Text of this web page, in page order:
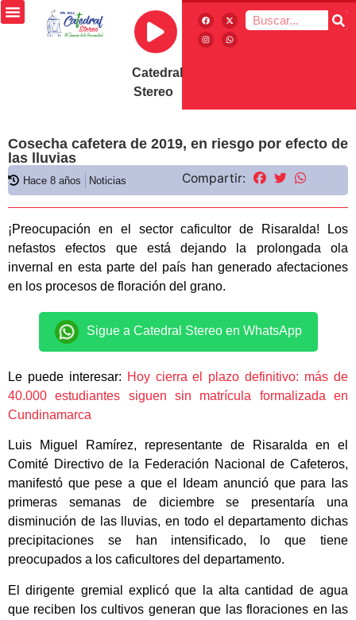
Catedral
Stereo
Cosecha cafetera de 2019, en riesgo por efecto de
las lluvias
Hace 8 años Noticias Compartir:
¡Preocupación en el sector caficultor de Risaralda! Los
nefastos efectos que está dejando la prolongada ola
invernal en esta parte del país han generado afectaciones
en los procesos de floración del grano.
Sigue a Catedral Stereo en WhatsApp
Le puede interesar: Hoy cierra el plazo definitivo: más de
40.000 estudiantes siguen sin matrícula formalizada en
Cundinamarca
Luis Miguel Ramírez, representante de Risaralda en el
Comité Directivo de la Federación Nacional de Cafeteros,
manifestó que pese a que el Ideam anunció que para las
primeras semanas de diciembre se presentaría una
disminución de las lluvias, en todo el departamento dichas
precipitaciones se han intensificado, lo que tiene
preocupados a los caficultores del departamento.
El dirigente gremial explicó que la alta cantidad de agua
que reciben los cultivos generan que las floraciones en las